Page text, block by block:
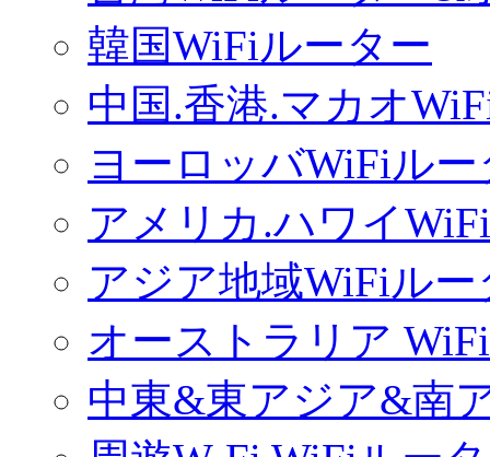
韓国WiFiルーター
中国.香港.マカオ
ヨーロッバWiFiルー
アメリカ.ハワイ
アジア地域WiFiルー
オーストラリア
中東&東アジア&南